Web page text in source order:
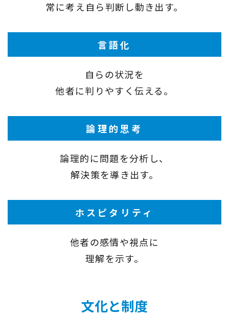
常に考え自ら判断し動き出す。
言語化
自らの状況を
他者に判りやすく伝える。
論理的思考
論理的に問題を分析し、
解決策を導き出す。
ホスピタリティ
他者の感情や視点に
理解を示す。
文化と制度